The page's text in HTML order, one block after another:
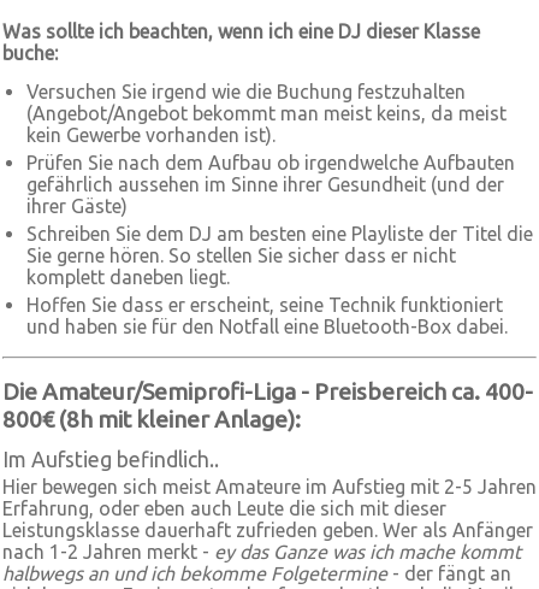
Was sollte ich beachten, wenn ich eine DJ dieser Klasse
buche:
Versuchen Sie irgend wie die Buchung festzuhalten
(Angebot/Angebot bekommt man meist keins, da meist
kein Gewerbe vorhanden ist).
Prüfen Sie nach dem Aufbau ob irgendwelche Aufbauten
gefährlich aussehen im Sinne ihrer Gesundheit (und der
ihrer Gäste)
Schreiben Sie dem DJ am besten eine Playliste der Titel die
Sie gerne hören. So stellen Sie sicher dass er nicht
komplett daneben liegt.
Hoffen Sie dass er erscheint, seine Technik funktioniert
und haben sie für den Notfall eine Bluetooth-Box dabei.
Die Amateur/Semiprofi-Liga - Preisbereich ca. 400-
800€ (8h mit kleiner Anlage):
Im Aufstieg befindlich..
Hier bewegen sich meist Amateure im Aufstieg mit 2-5 Jahren
Erfahrung, oder eben auch Leute die sich mit dieser
Leistungsklasse dauerhaft zufrieden geben. Wer als Anfänger
nach 1-2 Jahren merkt - ey das Ganze was ich mache kommt
halbwegs an und ich bekomme Folgetermine- der fängt an